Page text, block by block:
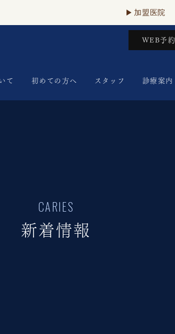
加盟医院
WEB予約
て 初めての方へ スタッフ 診療案内
CARIES
新着情報